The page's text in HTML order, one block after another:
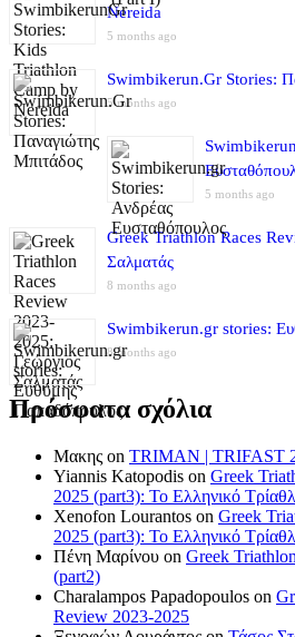
Nereida
5 months ago
Swimbikerun.Gr Stories:
5 months ago
5 months ago
Greek Triathlon Races
Σαλματάς
8 months ago
Swimbikerun.gr stories:
8 months ago
Πρόσφατα σχόλια
Μακης on TRIMAN | TRIFAST
Yiannis Katopodis on Greek
2025 (part3): Το Ελληνικό
Xenofon Lourantos on Greek
2025 (part3): Το Ελληνικό
Πένη Μαρίνου on Greek
(part2)
Charalampos Papadopoulos on
Review 2023-2025